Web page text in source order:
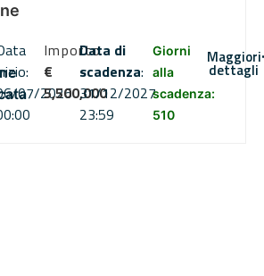
07/2026
Importo
€
5,500,000
Data di
scadenza:
31/12/2027
23:59
Giorni
alla
scadenza:
510
Maggiori
dettagli